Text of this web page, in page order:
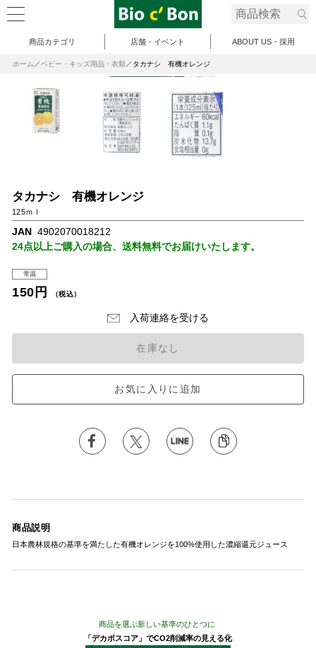
商品カテゴリ 店舗・イベント ABOUT US・採用
ホーム ベビー・キッズ用品・衣類 タカナシ 有機オレンジ
タカナシ 有機オレンジ
125ｍｌ
JAN 4902070018212
24点以上ご購入の場合、送料無料でお届けいたします。
常温
150円 （税込）
入荷連絡を受ける
在庫なし
お気に入りに追加
商品説明
日本農林規格の基準を満たした有機オレンジを100%使用した濃縮還元ジュース
商品を選ぶ新しい基準のひとつに
「デカボスコア」でCO2削減率の見える化